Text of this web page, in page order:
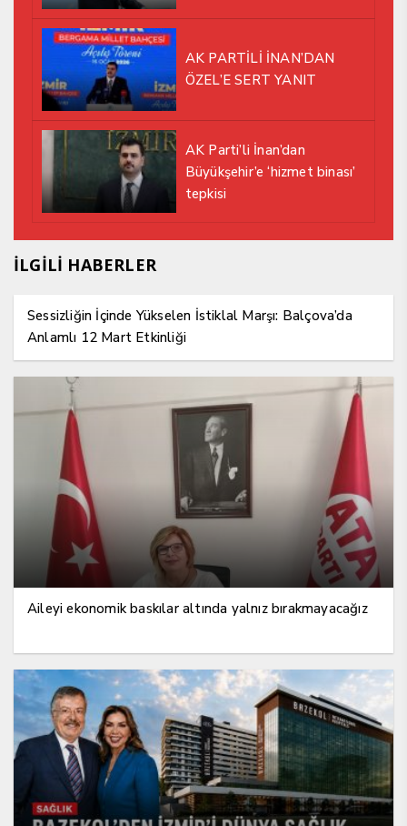
AK PARTİLİ İNAN’DAN
ÖZEL’E SERT YANIT
AK Parti’li İnan’dan
Büyükşehir’e ‘hizmet binası’
tepkisi
İLGİLİ HABERLER
Sessizliğin İçinde Yükselen İstiklal Marşı: Balçova’da
Anlamlı 12 Mart Etkinliği
Aileyi ekonomik baskılar altında yalnız bırakmayacağız